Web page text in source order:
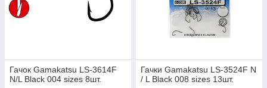
Гачок Gamakatsu LS-3614F
N/L Black 004 sizes 8шт.
Гачки Gamakatsu LS-3524F N
/ L Black 008 sizes 13шт.